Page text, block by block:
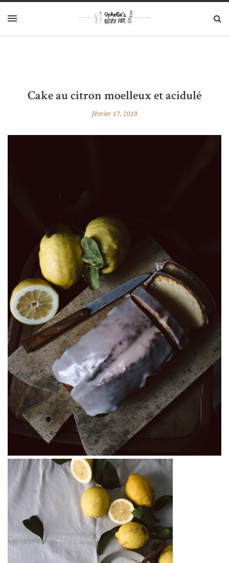
Cake au citron moelleux et acidulé
février 17, 2019